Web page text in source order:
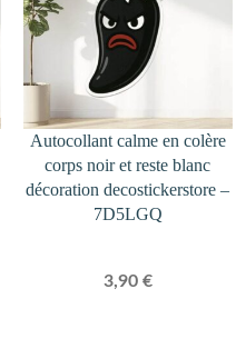
Autocollant calme en colère
corps noir et reste blanc
décoration decostickerstore –
7D5LGQ
3,90 €